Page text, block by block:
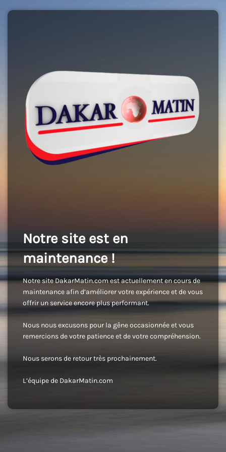
Notre site est en
maintenance !
Notre site DakarMatin.com est actuellement en cours de
maintenance afin d’améliorer votre expérience et de vous
offrir un service encore plus performant.
Nous nous excusons pour la gêne occasionnée et vous
remercions de votre patience et de votre compréhension.
Nous serons de retour très prochainement.
L’équipe de DakarMatin.com